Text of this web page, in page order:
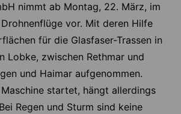
nimmt ab Montag, 22. März, im
vor. Mit deren Hilfe
für die Glasfaser-Trassen in
Lobke, zwischen Rethmar und
und Haimar aufgenommen.
startet, hängt allerdings
Regen und Sturm sind keine